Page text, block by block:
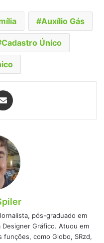
Auxílio Gás
Cadastro Único
pós-graduado em
Gráfico. Atuou em
funções, como Globo, SRzd,